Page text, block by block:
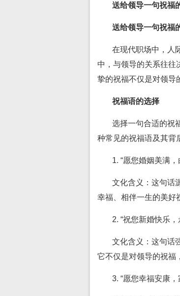
送给领导一句祝福
送给领导一句祝福
在现代职场中，人
中，与领导的关系往往
挚的祝福不仅是对领导
祝福语的选择
选择一句合适的祝
种常见的祝福语及其背
1. “愿您婚姻美满
文化含义：这句话
幸福、相伴一生的美好
2. “祝您新婚快乐
文化含义：这句话
它不仅是对领导的祝福
3. “愿您幸福安康，